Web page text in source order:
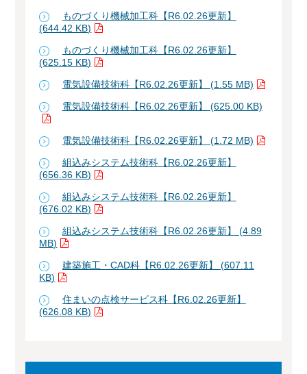
ものづくり機械加工科【R6.02.26更新】
(644.42 KB)
ものづくり機械加工科【R6.02.26更新】
(625.15 KB)
電気設備技術科【R6.02.26更新】 (1.55 MB)
電気設備技術科【R6.02.26更新】 (625.00 KB)
電気設備技術科【R6.02.26更新】 (1.72 MB)
組込みシステム技術科【R6.02.26更新】
(656.36 KB)
組込みシステム技術科【R6.02.26更新】
(676.02 KB)
組込みシステム技術科【R6.02.26更新】 (4.89
MB)
建築施工・CAD科【R6.02.26更新】 (607.11
KB)
住まいの点検サービス科【R6.02.26更新】
(626.08 KB)